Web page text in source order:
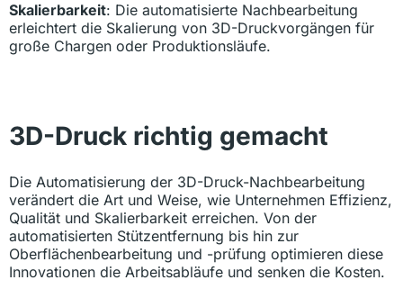
Skalierbarkeit: Die automatisierte Nachbearbeitung
erleichtert die Skalierung von 3D-Druckvorgängen für
große Chargen oder Produktionsläufe.
3D-Druck richtig gemacht
Die Automatisierung der 3D-Druck-Nachbearbeitung
verändert die Art und Weise, wie Unternehmen Effizienz,
Qualität und Skalierbarkeit erreichen. Von der
automatisierten Stützentfernung bis hin zur
Oberflächenbearbeitung und -prüfung optimieren diese
Innovationen die Arbeitsabläufe und senken die Kosten.